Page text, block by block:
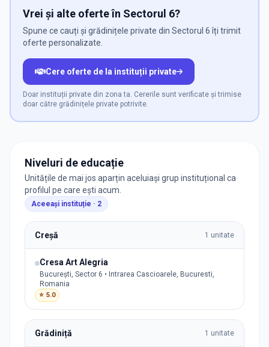
Vrei și alte oferte în Sectorul 6?
Spune ce cauți și grădinițele private din Sectorul 6 îți trimit
oferte personalizate.
Cere oferte de la instituții private
Doar instituții private din zona ta. Cererile sunt verificate și trimise
doar către grădinițele private potrivite.
Niveluri de educație
Unitățile de mai jos aparțin aceluiași grup instituțional ca
profilul pe care ești acum.
Aceeași instituție · 2
Creșă 1 unitate
Cresa Art Alegria
București, Sector 6 • Intrarea Cascioarele, Bucuresti,
Romania
⭐ 5.0
Grădiniță 1 unitate